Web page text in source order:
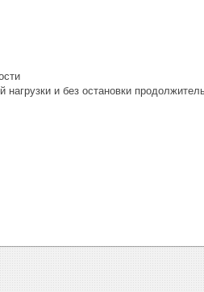
и без остановки